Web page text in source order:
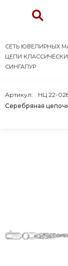
СЕТЬ ЮВЕЛИРНЫХ
ЦЕПИ
СИНГАПУР
Серебряная
Артикул: НЦ 22-